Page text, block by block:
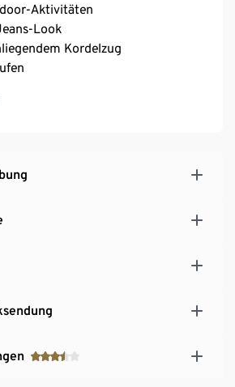
Aktivitäten
Look
Kordelzug
1 davon mit Reißverschluss